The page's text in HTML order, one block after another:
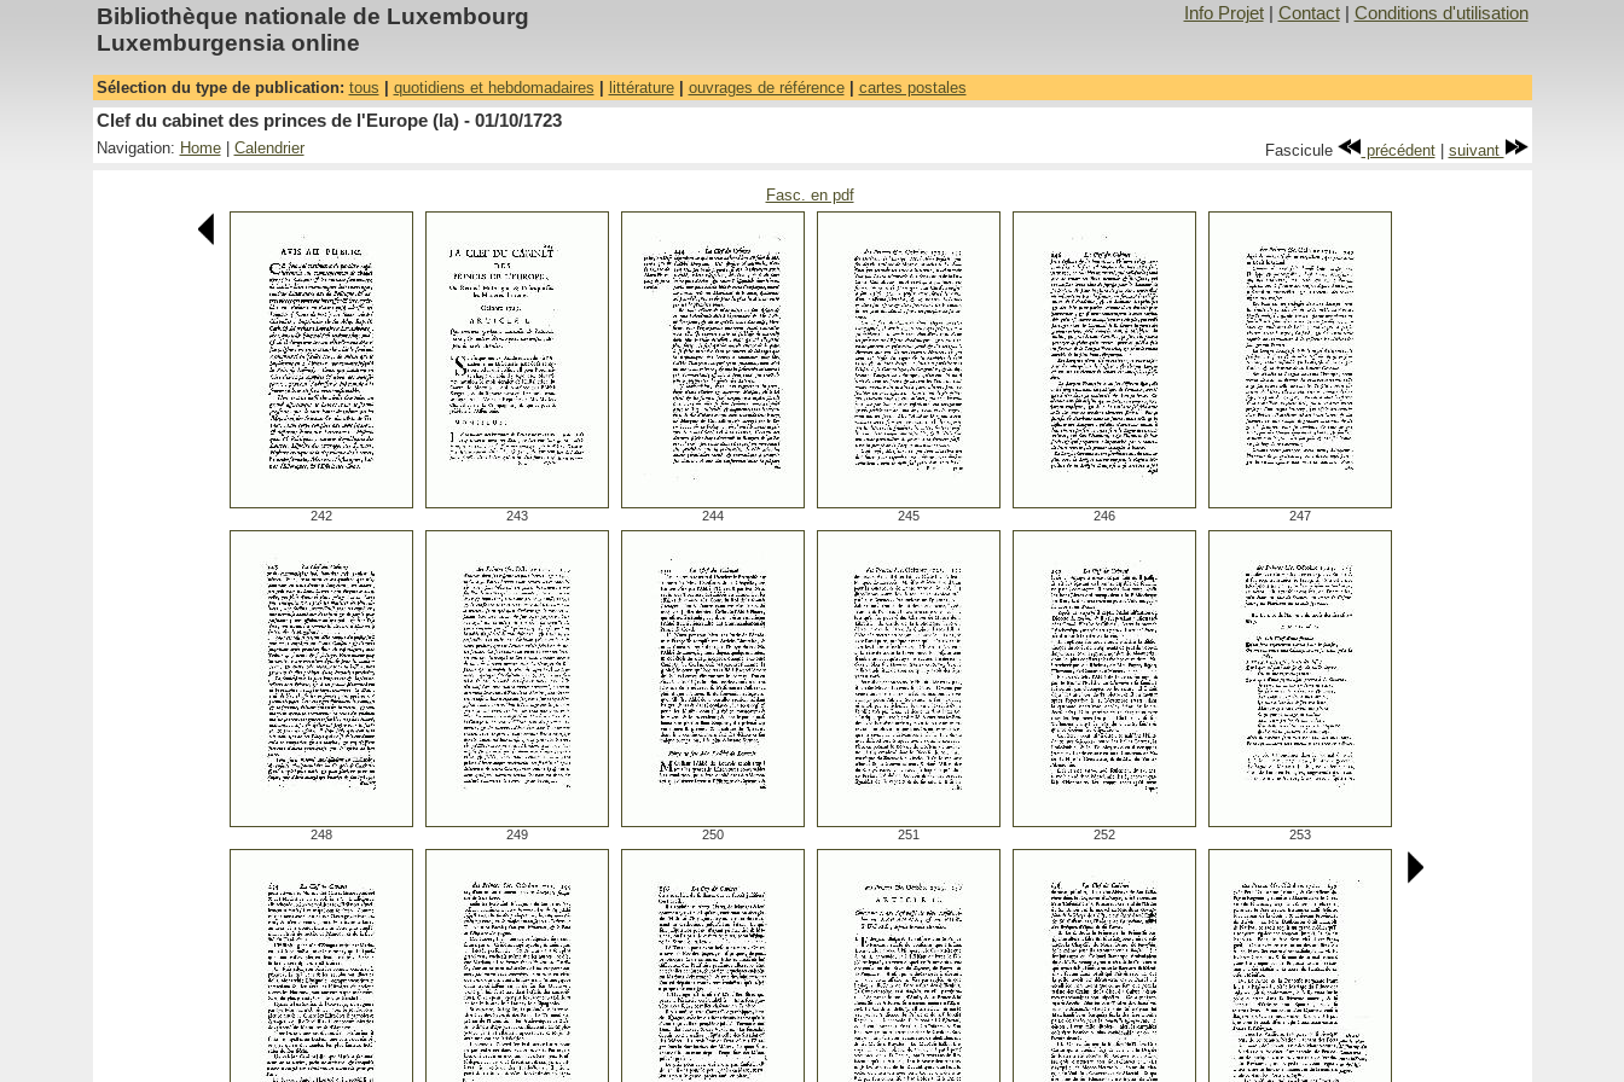
Bibliothèque nationale de Luxembourg
Luxemburgensia online
Info Projet| Contact| Conditions d'utilisation
Sélection du type de publication: tous quotidiens et hebdomadaires littérature| ouvrages de référence| cartes postales
Clef du cabinet des princes de l'Europe (la) - 01/10/1723
Navigation: Home| Calendrier Fascicule précédent| suivant
Fasc. en pdf
242 243 244 245 246 247
248 249 250 251 252 253